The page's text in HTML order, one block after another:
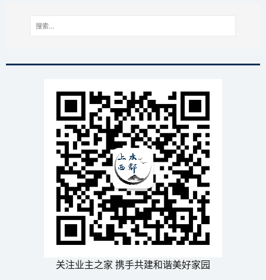
关注业主之家 携手共建和谐美好家园